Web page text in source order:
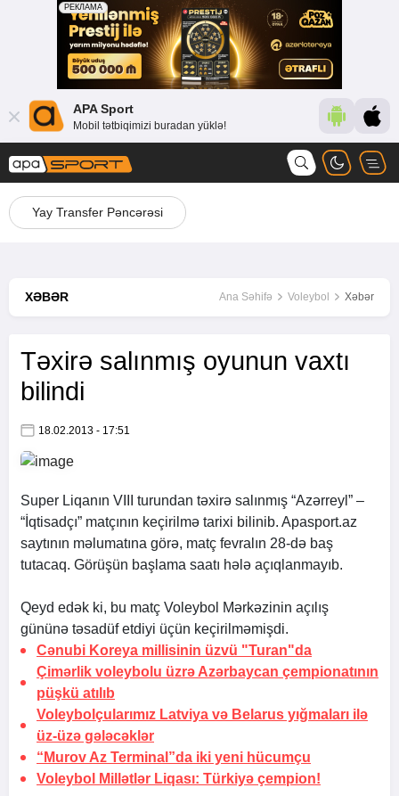
APA Sport
Mobil tətbiqimizi buradan yüklə!
Yay Transfer Pəncərəsi
XƏBƏR Ana Səhifə Voleybol Xəbər
Təxirə salınmış oyunun vaxtı
bilindi
18.02.2013 - 17:51
Super Liqanın VIII turundan təxirə salınmış “Azərreyl” –
“İqtisadçı” matçının keçirilmə tarixi bilinib. Apasport.az
saytının məlumatına görə, matç fevralın 28-də baş
tutacaq. Görüşün başlama saatı hələ açıqlanmayıb.
Qeyd edək ki, bu matç Voleybol Mərkəzinin açılış
gününə təsadüf etdiyi üçün keçirilməmişdi.
Cənubi Koreya millisinin üzvü "Turan"da
Çimərlik voleybolu üzrə Azərbaycan çempionatının
püşkü atılıb
Voleybolçularımız Latviya və Belarus yığmaları ilə
üz-üzə gələcəklər
“Murov Az Terminal”da iki yeni hücumçu
Voleybol Millətlər Liqası: Türkiyə çempion!